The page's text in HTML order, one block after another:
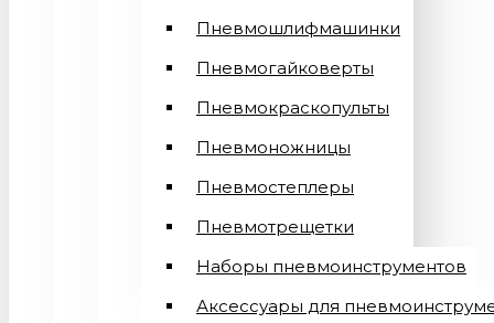
Пневмошлифмашинки
Пневмогайковерты
Пневмокраскопульты
Пневмоножницы
Пневмостеплеры
Пневмотрещетки
Наборы пневмоинструментов
Аксессуары для